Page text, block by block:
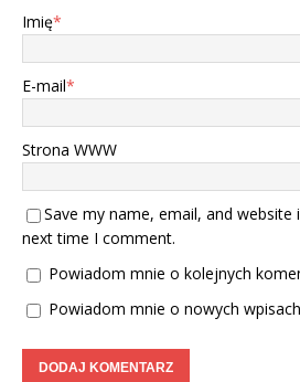
Imię*
E-mail*
Strona WWW
Save my name, email, and
next time I comment.
Powiadom mnie o kolejnych
Powiadom mnie o nowych